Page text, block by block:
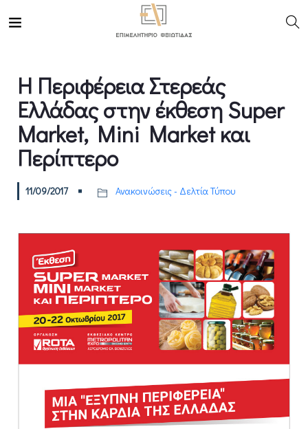
Η Περιφέρεια Στερεάς
Ελλάδας στην έκθεση Super
Market, Mini Market και
Περίπτερο
11/09/2017 Ανακοινώσεις - Δελτία Τύπου